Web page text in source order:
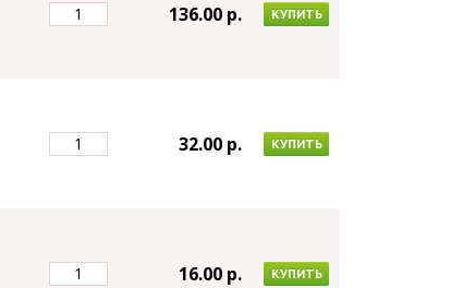
136.00 p. КУПИТЬ
32.00 p. КУПИТЬ
16.00 p. КУПИТЬ